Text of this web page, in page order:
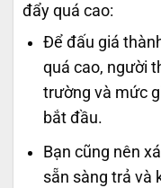
đẩy quá cao:
Để đấu giá
quá cao, người
trường và mức
bắt đầu.
Bạn cũng nên
sẵn sàng trả và